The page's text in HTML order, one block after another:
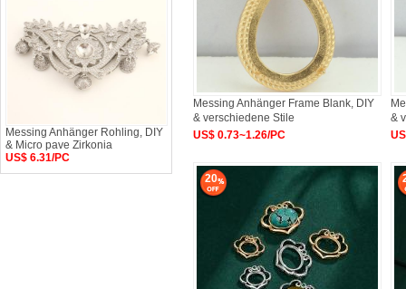
Messing Anhänger Frame Blank, DIY
& verschiedene Stile
US$ 0.73~1.26/PC
&
20
Messing Anhänger Rohling, DIY
& Micro pave Zirkonia
US$ 6.31/PC